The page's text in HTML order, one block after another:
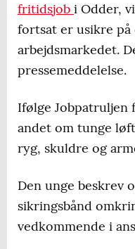
fritidsjob i Odder,
fortsat er usikre
arbejdsmarkedet.
pressemeddelelse.
Ifølge Jobpatruljen
andet om tunge
ryg, skuldre og
Den unge beskrev
sikringsbånd
vedkommende i